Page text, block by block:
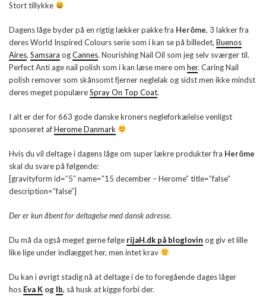
Stort tillykke
Dagens låge byder på en rigtig lækker pakke fra Herôme, 3 lakker fra
deres World Inspired Colours serie som i kan se på billedet, Buenos
Aires, Samsara ogCannes. Nourishing Nail Oil som jeg selv sværger til.
Perfect Anti age nail polish som i kan læse mere om her. Caring Nail
polish remover som skånsomt fjerner neglelak og sidst men ikke mindst
deres meget populæreSpray On Top Coat.
I alt er der for 663 gode danske kroners negleforkælelse venligst
sponseret afHerome Danmark
Hvis du vil deltage i dagens låge om super lækre produkter fra Herôme
skal du svare på følgende:
[gravityform id=”5″ name=”15 december – Herome” title=”false”
description=”false”]
Der er kun åbent for deltagelse med dansk adresse.
Du må da også meget gerne følge rijaH.dk på bloglovin og giv et lille
like lige under indlægget her, men intet krav
Du kan i øvrigt stadig nå at deltage i de to foregående dages låger
hos Eva K og Ib, så husk at kigge forbi der.